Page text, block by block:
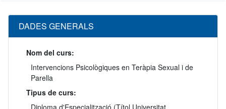
DADES GENERALS
Nom del curs:
Intervencions Psicològiques en Teràpia Sexual i de
Parella
Tipus de curs: